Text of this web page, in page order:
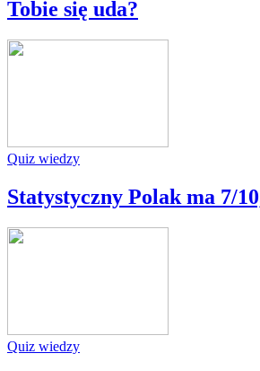
Tobie się uda?
Quiz wiedzy
Statystyczny Polak ma 7/
Quiz wiedzy